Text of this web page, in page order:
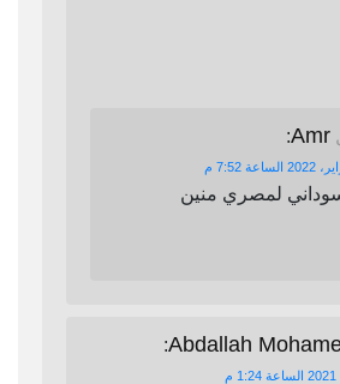
Amr
:
لمصري منين
Abdallah
: